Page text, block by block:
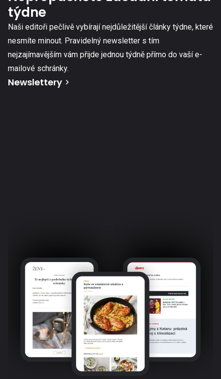
týdne
Naši editoři pečlivě vybírají nejdůležitější články týdne, které
nesmíte minout. Pravidelný newsletter s tím
nejzajímavějším vám přijde jednou týdně přímo do vaší e-
mailové schránky.
Newslettery